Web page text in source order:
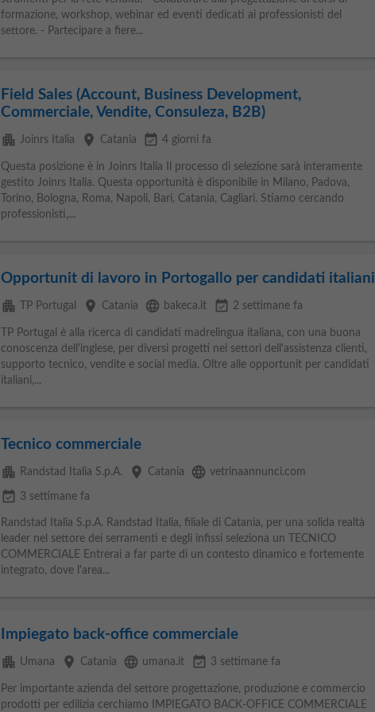
formazione, workshop, webinar ed eventi dedicati ai professionisti del
settore. - Partecipare a fiere...
Field Sales (Account, Business Development,
Commerciale, Vendite, Consuleza, B2B)
apartment Joinrs Italia place Catania event_available 4 giorni fa
Questa posizione è in Joinrs Italia Il processo di selezione sarà interamente
gestito Joinrs Italia. Questa opportunità è disponibile in Milano, Padova,
Torino, Bologna, Roma, Napoli, Bari, Catania, Cagliari. Stiamo cercando
professionisti,...
Opportunit di lavoro in Portogallo per candidati italiani
apartment TP Portugal place Catania language bakeca.it event_available 2 settimane fa
TP Portugal è alla ricerca di candidati madrelingua italiana, con una buona
conoscenza dell'inglese, per diversi progetti nei settori dell'assistenza clienti,
supporto tecnico, vendite e social media. Oltre alle opportunit per candidati
italiani,...
Tecnico commerciale
apartment Randstad Italia S.p.A. place Catania language vetrinaannunci.com
event_available 3 settimane fa
Randstad Italia S.p.A. Randstad Italia, filiale di Catania, per una solida realtà
leader nel settore dei serramenti e degli infissi seleziona un TECNICO
COMMERCIALE Entrerai a far parte di un contesto dinamico e fortemente
integrato, dove l'area...
Impiegato back-office commerciale
apartment Umana place Catania language umana.it event_available 3 settimane fa
Per importante azienda del settore progettazione, produzione e commercio
prodotti per edilizia cerchiamo IMPIEGATO BACK-OFFICE COMMERCIALE